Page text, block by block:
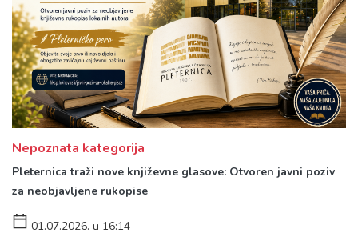
Nepoznata kategorija
Pleternica traži nove književne glasove: Otvoren javni poziv
za neobjavljene rukopise
01.07.2026. u 16:14